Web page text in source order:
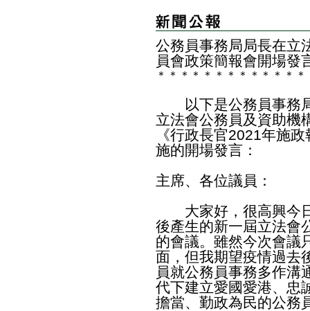
公務員事務局局長在立
員會政策簡報會開場發
＊ ＊ ＊ ＊ ＊ ＊ ＊ ＊ ＊ ＊ ＊ ＊ ＊
以下是公務員事務局
立法會公務員及資助機
《行政長官2021年施
施的開場發言：
主席、各位議員：
大家好，很高興今日
後產生的新一屆立法會
的會議。雖然今次會議
面，但我期望疫情過去
員就公務員事務多作溝
代下建立愛國愛港、忠
擔當、勤政為民的公務